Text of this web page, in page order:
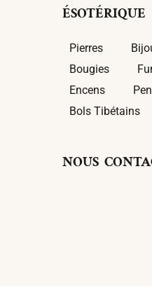
ÉSOTÉRIQUE
Pierres
Bougies
Encens
Bols Tibétains
NOUS